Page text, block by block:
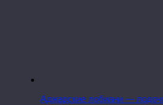
Аджарские лобиани —